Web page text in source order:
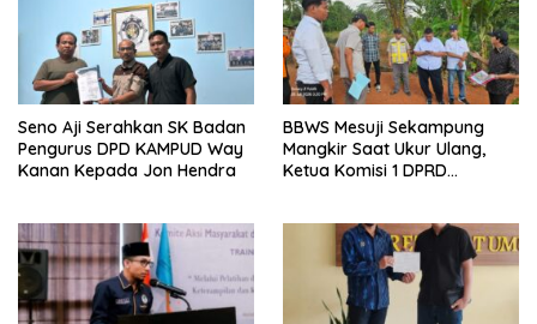
Seno Aji Serahkan SK Badan
Pengurus DPD KAMPUD Way
Kanan Kepada Jon Hendra
BBWS Mesuji Sekampung
Mangkir Saat Ukur Ulang,
Ketua Komisi 1 DPRD